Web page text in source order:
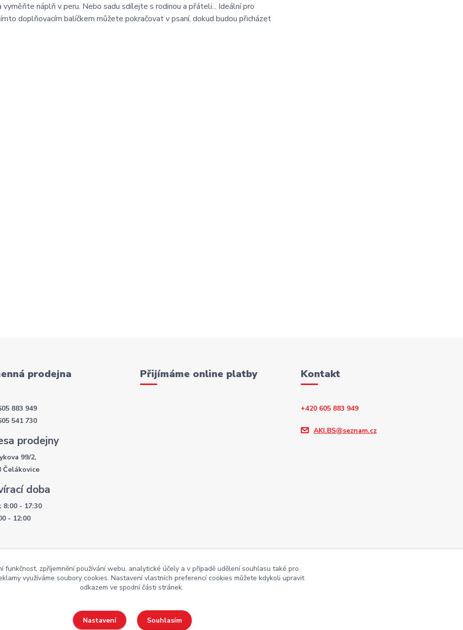
vyměňte náplň v peru. Nebo sadu sdílejte s rodinou a přáteli... Ideální pro
doplňovacím balíčkem můžete pokračovat v psaní, dokud budou přicházet
prodejna
883 949
541 730
prodejny
99/2,
Čelákovice
doba
8:00 - 17:30
- 12:00
Přijímáme online platby Kontakt
+420 605 883 949
AKI.BS@seznam.cz
funkčnost, zpříjemnění používání webu, analytické účely a v případě udělení souhlasu také pro
využíváme soubory cookies. Nastavení vlastních preferencí cookies můžete kdykoli upravit
odkazem ve spodní části stránek.
Nastavení Souhlasím